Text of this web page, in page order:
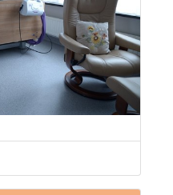
assure une vie